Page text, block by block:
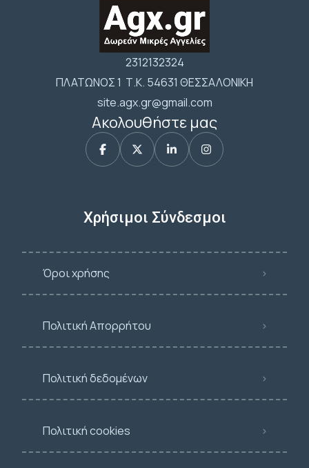
2312132324
ΠΛΑΤΩΝΟΣ 1 Τ.Κ. 54631 ΘΕΣΣΑΛΟΝΙΚΗ
site.agx.gr@gmail.com
Ακολουθήστε μας
Χρήσιμοι Σύνδεσμοι
Όροι χρήσης
Πολιτική Απορρήτου
Πολιτική δεδομένων
Πολιτική cookies